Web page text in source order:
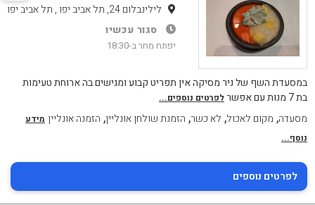
לילינבלום 24, תל אביב יפו , תל אביב יפו
סגור עכשיו
יפתח מחר ב-18:30
במסעדת השף של ניר מסיקה אין תפריט קבוע ומגישים בה ארוחת טעימות
בת 7 מנות עם אפשר
לפרטים נוספים...
מסעדה, מקום לאכול, לא כשר, הזמנת שולחן אונליין, הזמנה אונליין מידע
נוסף...
לפרטים נוספים